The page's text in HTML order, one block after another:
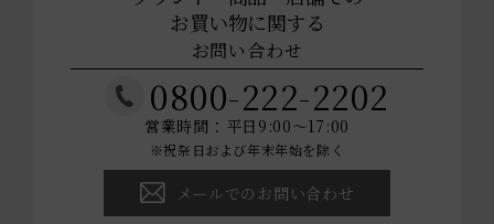
お買い物に関する
お問い合わせ
0800-222-2202
営業時間：平日9:00～17:00
※祝祭日および年末年始を除く
メールでのお問い合わせ